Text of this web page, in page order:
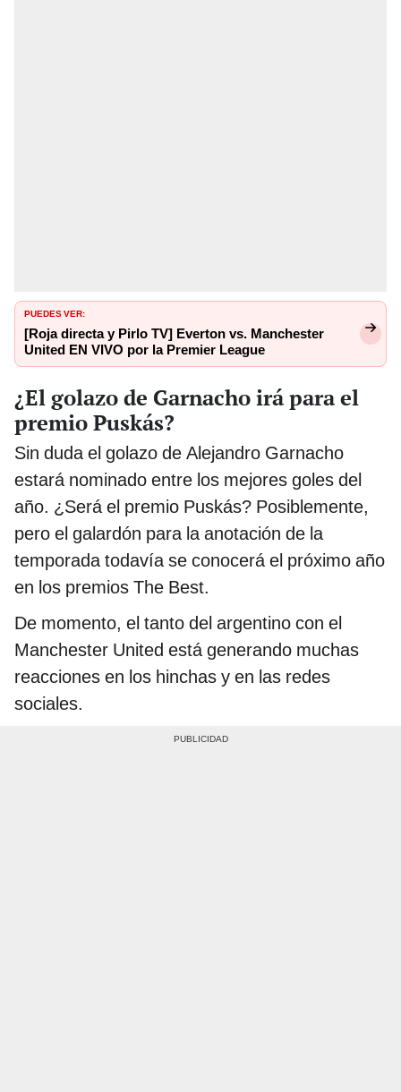
PUEDES VER:
[Roja directa y Pirlo TV] Everton vs. Manchester
United EN VIVO por la Premier League
¿El golazo de Garnacho irá para el
premio Puskás?
Sin duda el golazo de Alejandro Garnacho
estará nominado entre los mejores goles del
año. ¿Será el premio Puskás? Posiblemente,
pero el galardón para la anotación de la
temporada todavía se conocerá el próximo año
en los premios The Best.
De momento, el tanto del argentino con el
Manchester United está generando muchas
reacciones en los hinchas y en las redes
sociales.